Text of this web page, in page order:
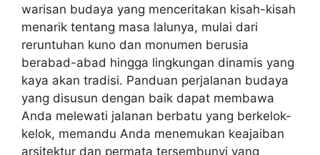
warisan budaya yang menceritakan kisah-kisah
menarik tentang masa lalunya, mulai dari
reruntuhan kuno dan monumen berusia
berabad-abad hingga lingkungan dinamis yang
kaya akan tradisi. Panduan perjalanan budaya
yang disusun dengan baik dapat membawa
Anda melewati jalanan berbatu yang berkelok-
kelok, memandu Anda menemukan keajaiban
arsitektur dan permata tersembunyi yang